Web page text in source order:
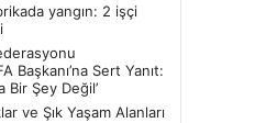
yangın: 2 işçi
Başkanı’na Sert Yanıt:
Bir Şey Değil’
ve Şık Yaşam Alanları